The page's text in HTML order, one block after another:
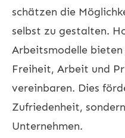
schätzen die
selbst zu gestalten.
Arbeitsmodelle
Freiheit, Arbeit und
vereinbaren. Dies
Zufriedenheit,
Unternehmen.